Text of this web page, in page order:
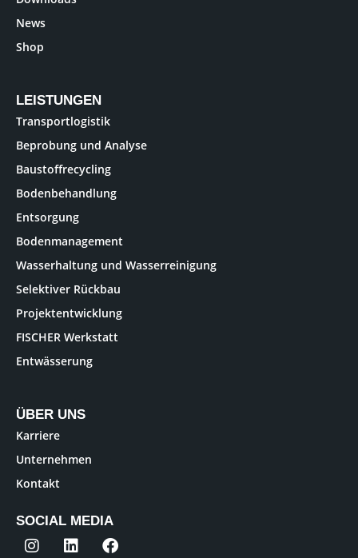
News
Shop
LEISTUNGEN
Transportlogistik
Beprobung und Analyse
Baustoffrecycling
Bodenbehandlung
Entsorgung
Bodenmanagement
Wasserhaltung und Wasserreinigung
Selektiver Rückbau
Projektentwicklung
FISCHER Werkstatt
Entwässerung
ÜBER UNS
Karriere
Unternehmen
Kontakt
SOCIAL MEDIA